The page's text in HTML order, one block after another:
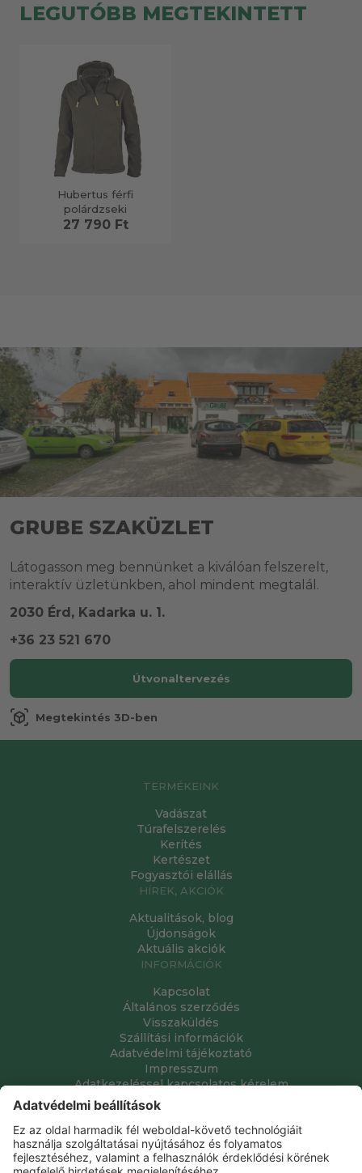
LEGUTÓBB MEGTEKINTETT
Hubertus férfi
polárdzseki
27 790 Ft
GRUBE SZAKÜZLET
Látogasson meg bennünket a kiválóan felszerelt,
interaktív üzletünkben, ahol mindent megtalál.
2030 Érd, Kadarka u. 1.
+36 23 521 670
Útvonaltervezés
view_in_ar Megtekintés 3D-ben
TERMÉKEINK
Vadászat
Túrafelszerelés
Kerítés
Kertészet
Fogyasztói elállás
HÍREK, AKCIÓK
Aktualitások, blog
Újdonságok
Aktuális akciók
INFORMÁCIÓK
Kapcsolat
Általános szerződés
Visszaküldés
Szállítási információk
Adatvédelmi tájékoztató
Impresszum
Adatkezeléssel kapcsolatos kérelem